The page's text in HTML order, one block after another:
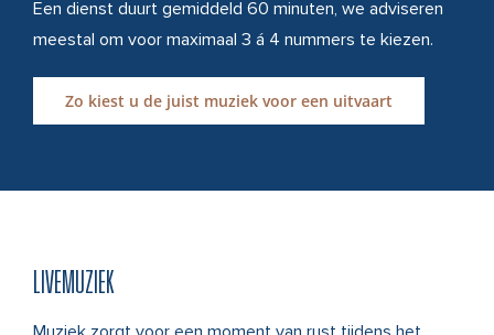
Een dienst duurt gemiddeld 60 minuten, we adviseren
meestal om voor maximaal 3 á 4 nummers te kiezen.
Zo kiest u de juist muziek voor een uitvaart
LIVEMUZIEK